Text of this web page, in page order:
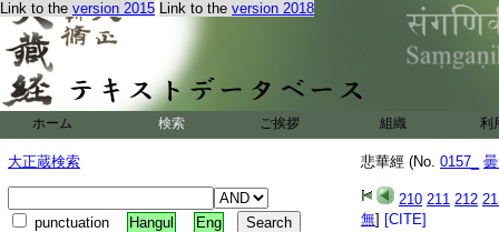
Link to the version 2015 Link to the version 2018
ホーム 検索 ご挨拶 組織 利
大正蔵検索
punctuation Hangul Eng
悲華經 (No. 0157_
210 211 212
無] [CITE]
是二菩薩白
佛言。
動。餘如 上説 一。
下方過二
九萬八千百
名 離＊闇霧一
何因縁故地六種動
悲華經卷第七